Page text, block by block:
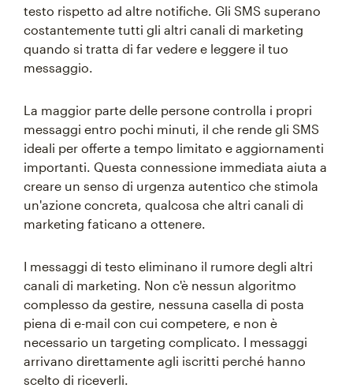
testo rispetto ad altre notifiche. Gli SMS superano
costantemente tutti gli altri canali di marketing
quando si tratta di far vedere e leggere il tuo
messaggio.
La maggior parte delle persone controlla i propri
messaggi entro pochi minuti, il che rende gli SMS
ideali per offerte a tempo limitato e aggiornamenti
importanti. Questa connessione immediata aiuta a
creare un senso di urgenza autentico che stimola
un'azione concreta, qualcosa che altri canali di
marketing faticano a ottenere.
I messaggi di testo eliminano il rumore degli altri
canali di marketing. Non c'è nessun algoritmo
complesso da gestire, nessuna casella di posta
piena di e-mail con cui competere, e non è
necessario un targeting complicato. I messaggi
arrivano direttamente agli iscritti perché hanno
scelto di riceverli.